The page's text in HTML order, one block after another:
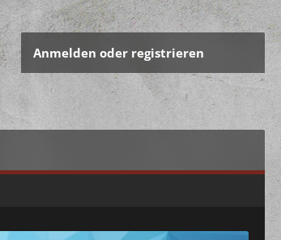
Anmelden oder registrieren